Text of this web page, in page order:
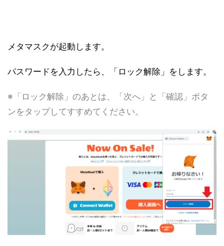
メタマスクが起動します。
パスワードを入力したら、「ロック解除」をします。
※「ロック解除」のあとは、「次へ」と「確認」ボタ
ンをタップしてすすめてください。